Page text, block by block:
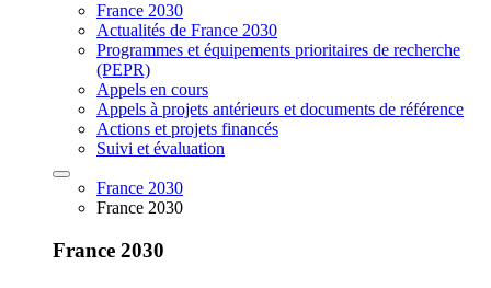
France 2030
Actualités de France 2030
Programmes et équipements prioritaires de recherche
(PEPR)
Appels en cours
Appels à projets antérieurs et documents de référence
Actions et projets financés
Suivi et évaluation
France 2030
France 2030
France 2030